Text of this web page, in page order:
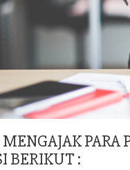
PARA
BERIKUT :